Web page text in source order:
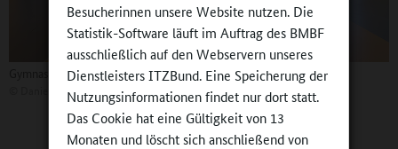
Besucherinnen unsere Website nutzen. Die
Statistik-Software läuft im Auftrag des BMBF
ausschließlich auf den Webservern unseres
Dienstleisters ITZBund. Eine Speicherung der
Nutzungsinformationen findet nur dort statt.
Das Cookie hat eine Gültigkeit von 13
Monaten und löscht sich anschließend von
Gymnasium Wilsdruff: „Naturwissenschaft trifft Kunst“
Daniel Quint